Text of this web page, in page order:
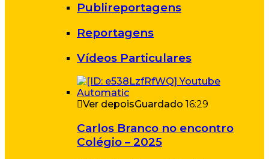
Publireportagens
Reportagens
Vídeos Particulares
Ver depoisGuardado 16:29
Carlos Branco no encontro
Colégio – 2025